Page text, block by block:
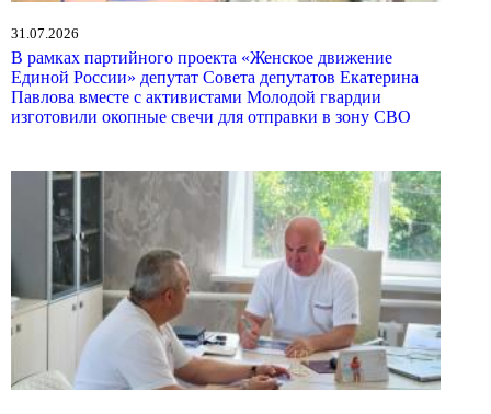
31.07.2026
В рамках партийного проекта «Женское движение
Единой России» депутат Совета депутатов Екатерина
Павлова вместе с активистами Молодой гвардии
изготовили окопные свечи для отправки в зону СВО